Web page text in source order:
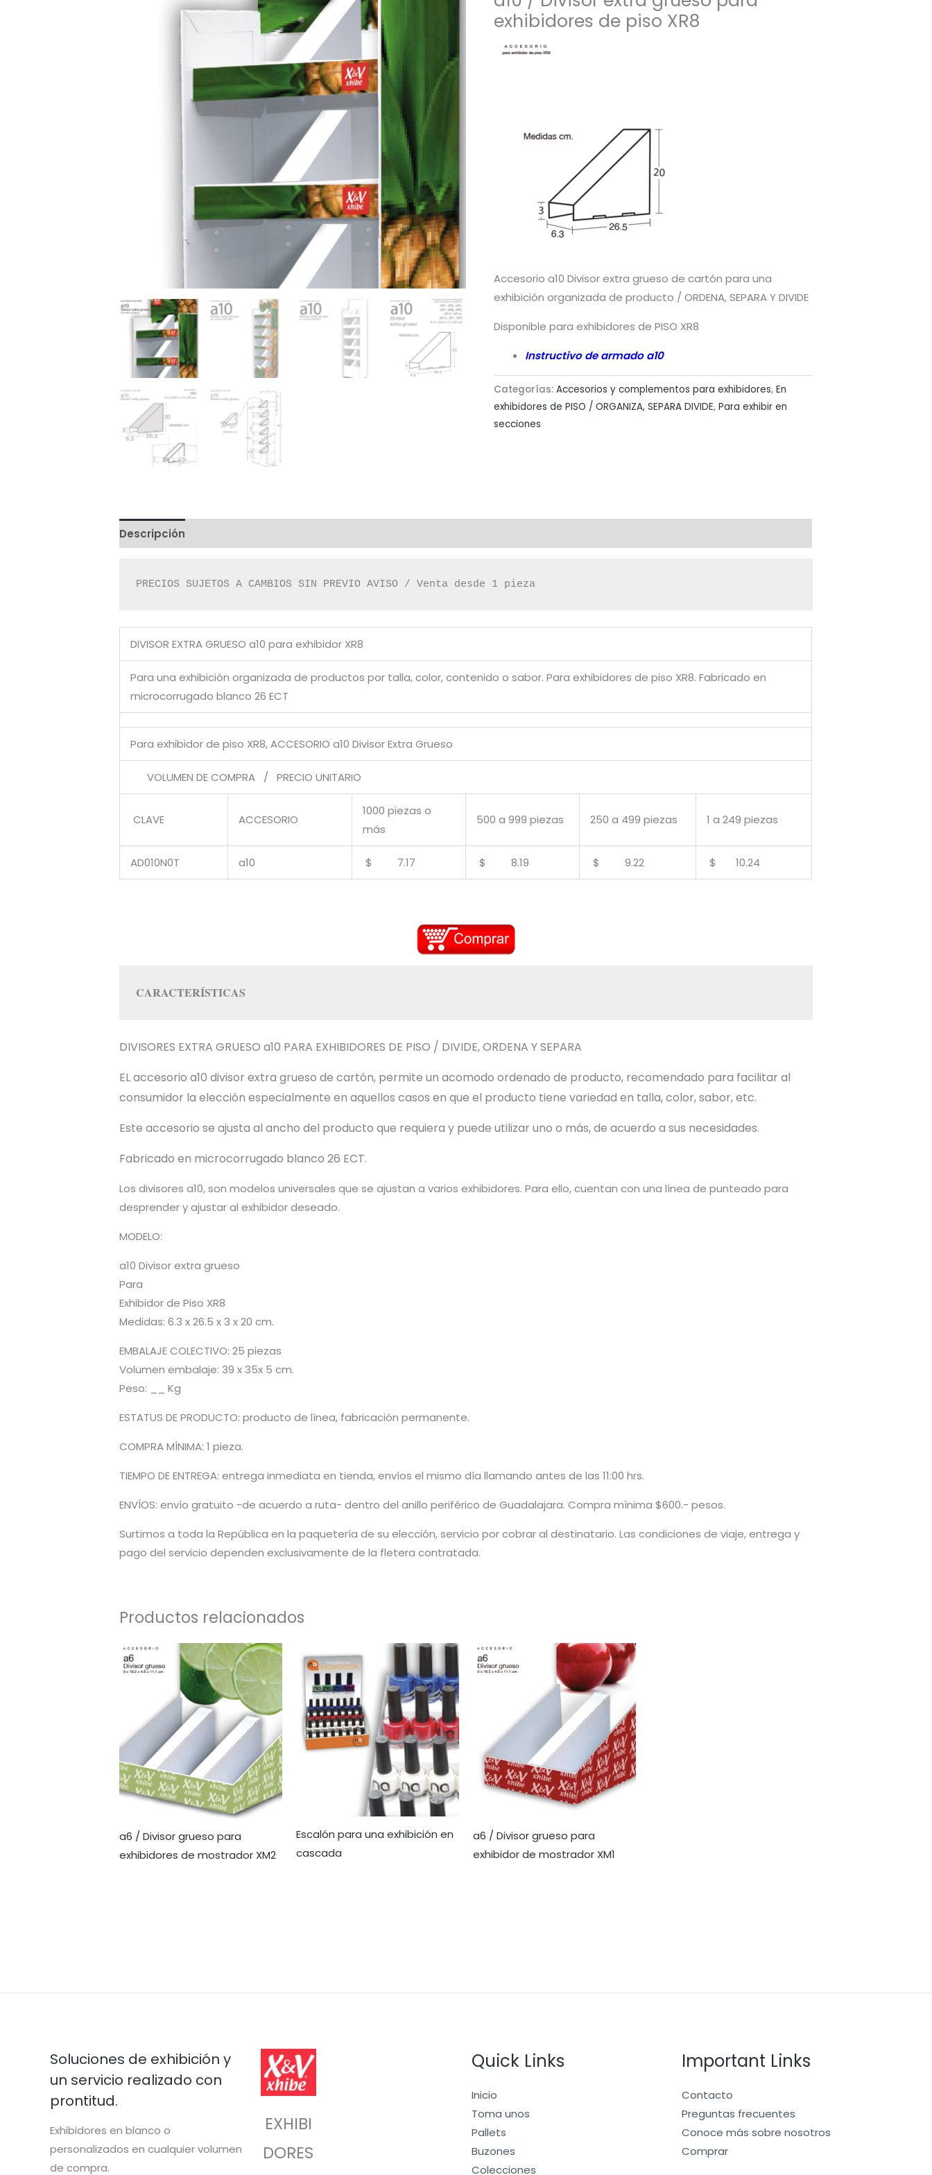
exhibidores de piso XR8
Accesorio a10 Divisor extra grueso de cartón para una
exhibición organizada de producto / ORDENA, SEPARA Y DIVIDE
Disponible para exhibidores de PISO XR8
Instructivo de armado a10
Categorías: Accesorios y complementos para exhibidores, En
exhibidores de PISO / ORGANIZA, SEPARA DIVIDE, Para exhibir en
secciones
Descripción
PRECIOS SUJETOS A CAMBIOS SIN PREVIO AVISO / Venta desde 1 pieza
DIVISOR EXTRA GRUESO a10 para exhibidor XR8
Para una exhibición organizada de productos por talla, color, contenido o sabor. Para exhibidores de piso XR8. Fabricado en
microcorrugado blanco 26 ECT
Para exhibidor de piso XR8, ACCESORIO a10 Divisor Extra Grueso
VOLUMEN DE COMPRA / PRECIO UNITARIO
CLAVE ACCESORIO
1000 piezas o
más
500 a 999 piezas 250 a 499 piezas 1 a 249 piezas
AD010N0T a10 $ 7.17 $ 8.19 $ 9.22 $ 10.24
CARACTERÍSTICAS
DIVISORES EXTRA GRUESO a10 PARA EXHIBIDORES DE PISO / DIVIDE, ORDENA Y SEPARA
EL accesorio a10 divisor extra grueso de cartón, permite un acomodo ordenado de producto, recomendado para facilitar al
consumidor la elección especialmente en aquellos casos en que el producto tiene variedad en talla, color, sabor, etc.
Este accesorio se ajusta al ancho del producto que requiera y puede utilizar uno o más, de acuerdo a sus necesidades.
Fabricado en microcorrugado blanco 26 ECT.
Los divisores a10, son modelos universales que se ajustan a varios exhibidores. Para ello, cuentan con una línea de punteado para
desprender y ajustar al exhibidor deseado.
MODELO:
a10 Divisor extra grueso
Para
Exhibidor de Piso XR8
Medidas: 6.3 x 26.5 x 3 x 20 cm.
EMBALAJE COLECTIVO: 25 piezas
Volumen embalaje: 39 x 35x 5 cm.
Peso: __ Kg
ESTATUS DE PRODUCTO: producto de línea, fabricación permanente.
COMPRA MÍNIMA: 1 pieza.
TIEMPO DE ENTREGA: entrega inmediata en tienda, envíos el mismo día llamando antes de las 11:00 hrs.
ENVÍOS: envío gratuito -de acuerdo a ruta- dentro del anillo periférico de Guadalajara. Compra mínima $600.- pesos.
Surtimos a toda la República en la paquetería de su elección, servicio por cobrar al destinatario. Las condiciones de viaje, entrega y
pago del servicio dependen exclusivamente de la fletera contratada.
Productos relacionados
a6 / Divisor grueso para
exhibidores de mostrador XM2
Escalón para una exhibición en
cascada
a6 / Divisor grueso para
exhibidor de mostrador XM1
Soluciones de exhibición y
un servicio realizado con
prontitud.
Exhibidores en blanco o
personalizados en cualquier volumen
de compra.
EXHIBI
DORES
Quick Links
Inicio
Toma unos
Pallets
Buzones
Colecciones
Important Links
Contacto
Preguntas frecuentes
Conoce más sobre nosotros
Comprar